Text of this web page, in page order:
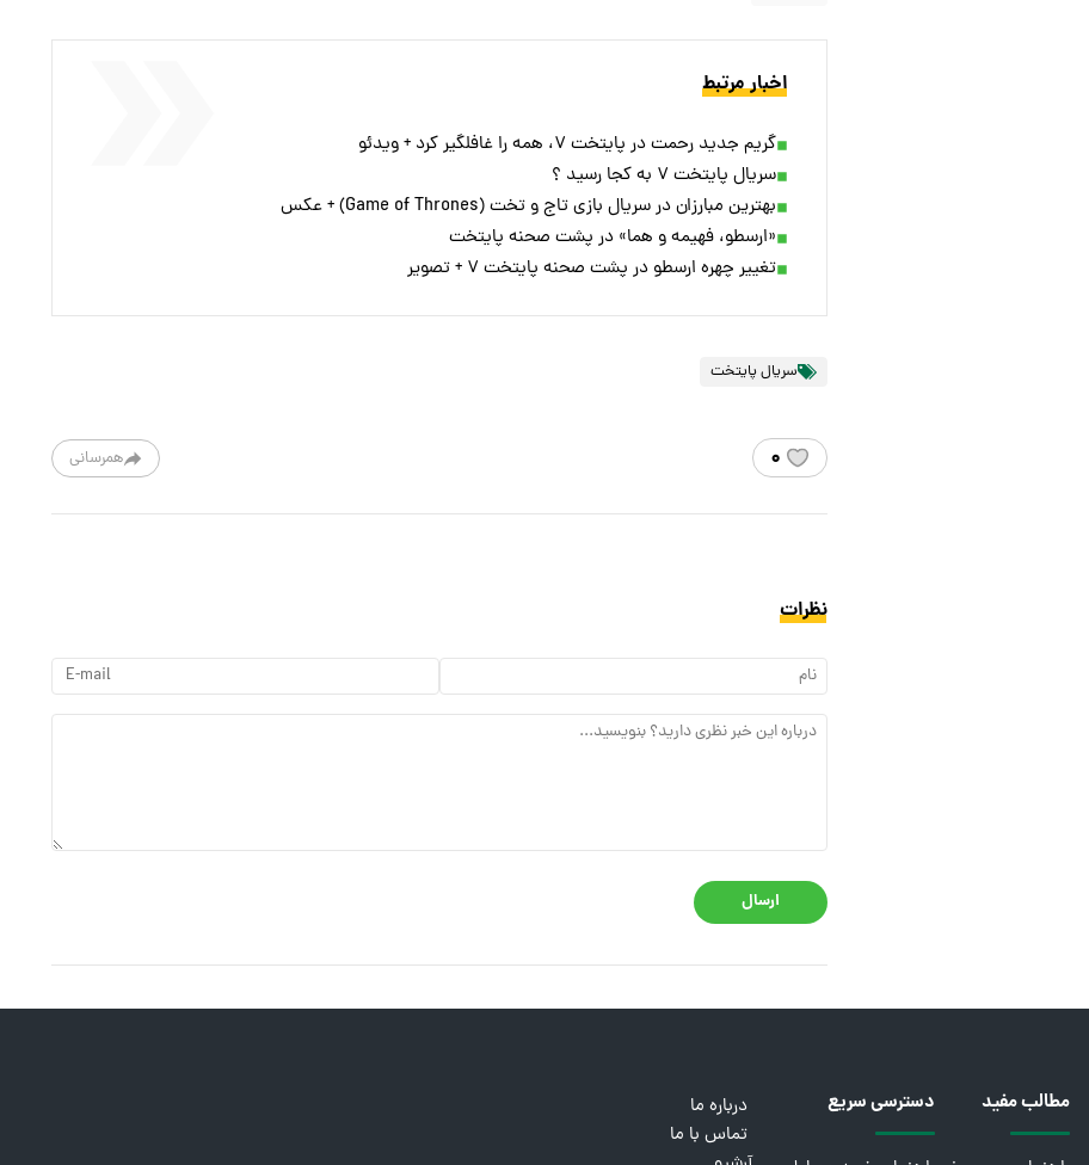
اخبار مرتبط
گریم جدید رحمت در پایتخت ۷، همه را غافلگیر کرد + ویدئو
سریال پایتخت ۷ به کجا رسید ؟
بهترین مبارزان در سریال بازی تاج و تخت (Game of Thrones) + عکس
«ارسطو، فهیمه و هما» در پشت صحنه پایتخت
تغییر چهره ارسطو در پشت صحنه پایتخت ۷ + تصویر
سریال پایتخت
همرسانی ۰
نظرات
ارسال
مطالب مفید دسترسی سریع
درباره ما
تماس با ما